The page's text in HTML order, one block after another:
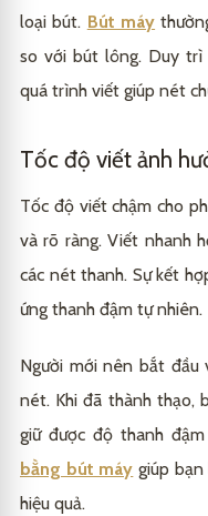
loại bút. Bút máy
so với bút lông. Duy trì
quá trình viết giúp nét
Tốc độ viết ảnh
Tốc độ viết chậm cho
và rõ ràng. Viết nhanh
các nét thanh. Sự kết
ứng thanh đậm tự nhiên.
Người mới nên bắt đầu
nét. Khi đã thành thạo,
giữ được độ thanh
bằng bút máy giúp
hiệu quả.